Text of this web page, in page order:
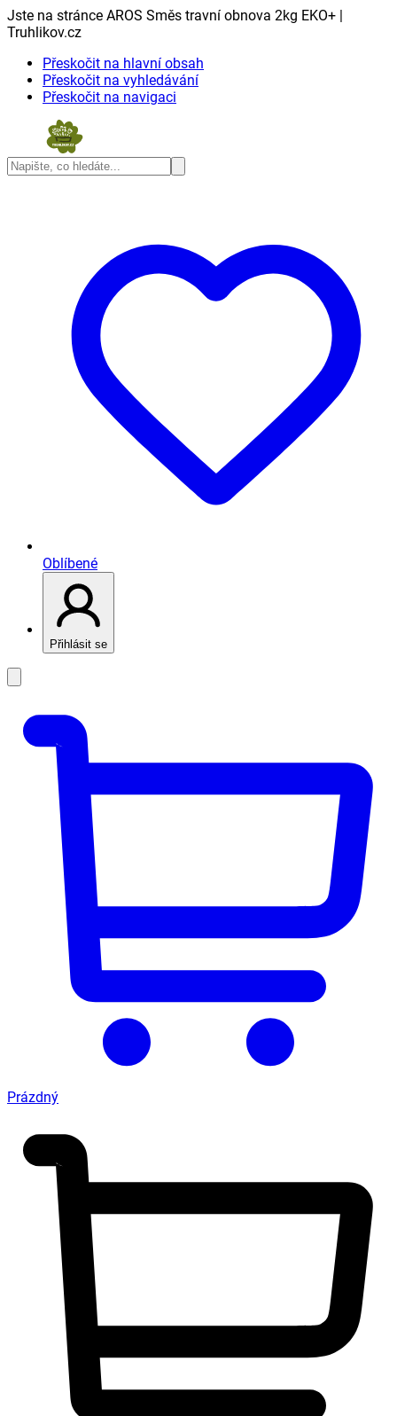
Jste na stránce AROS Směs travní obnova 2kg EKO+ |
Truhlikov.cz
Přeskočit na hlavní obsah
Přeskočit na vyhledávání
Přeskočit na navigaci
Oblíbené
Přihlásit se
Prázdný